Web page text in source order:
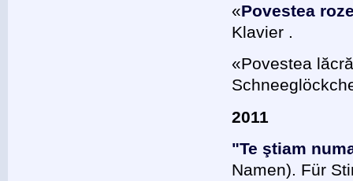
«Povestea
Klavier .
«Povestea
2011
"Te ştiam
Namen). Für